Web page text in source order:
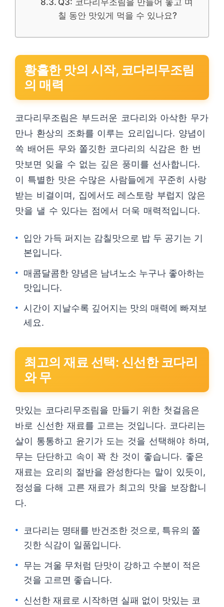
칠 동안 맛있게 먹을 수 있나요?
황홀한 맛의 시작, 코다리무조림
의 매력
코다리무조림은 부드러운 코다리와 아삭한 무가
만나 환상의 조화를 이루는 요리입니다. 양념이
쏙 배어든 무와 쫄깃한 코다리의 식감은 한 번
맛보면 잊을 수 없는 깊은 풍미를 선사합니다.
이 특별한 맛은 수많은 사람들에게 꾸준히 사랑
받는 비결이며, 집에서도 레스토랑 부럽지 않은
맛을 낼 수 있다는 점에서 더욱 매력적입니다.
입안 가득 퍼지는 감칠맛으로 밥 두 공기는 기
본입니다.
매콤달콤한 양념은 남녀노소 누구나 좋아하는
맛입니다.
시간이 지날수록 깊어지는 맛의 매력에 빠져보
세요.
최고의 재료 선택: 신선한 코다리
와 무
맛있는 코다리무조림을 만들기 위한 첫걸음은
바로 신선한 재료를 고르는 것입니다. 코다리는
살이 통통하고 윤기가 도는 것을 선택해야 하며,
무는 단단하고 속이 꽉 찬 것이 좋습니다. 좋은
재료는 요리의 절반을 완성한다는 말이 있듯이,
정성을 다해 고른 재료가 최고의 맛을 보장합니
다.
코다리는 명태를 반건조한 것으로, 특유의 쫄
깃한 식감이 일품입니다.
무는 겨울 무처럼 단맛이 강하고 수분이 적은
것을 고르면 좋습니다.
신선한 재료로 시작하면 실패 없이 맛있는 코